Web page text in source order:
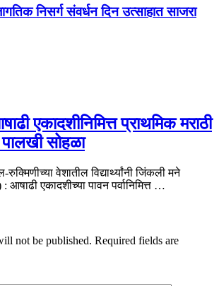
निसर्ग संवर्धन दिन उत्साहात साजरा
एकादशीनिमित्त प्राथमिक मराठी
सोहळा
वेशातील विद्यार्थ्यांनी जिंकली मने
आषाढी एकादशीच्या पावन पर्वानिमित्त …
not be published. Required fields are